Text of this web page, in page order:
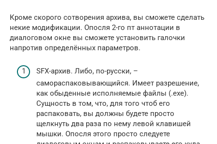
Кроме скорого сотворения архива, вы сможете сделать
некие модификации. Опосля 2-го пт аннотации в
диалоговом окне вы сможете установить галочки
напротив определённых параметров.
SFX-архив. Либо, по-русски, –
самораспаковывающийся. Имеет разрешение,
как обыденные исполняемые файлы (.ехе).
Сущность в том, что, для того чтоб его
распаковать, вы должны будете просто
щелкнуть два раза по нему левой клавишей
мышки. Опосля этого просто следуете